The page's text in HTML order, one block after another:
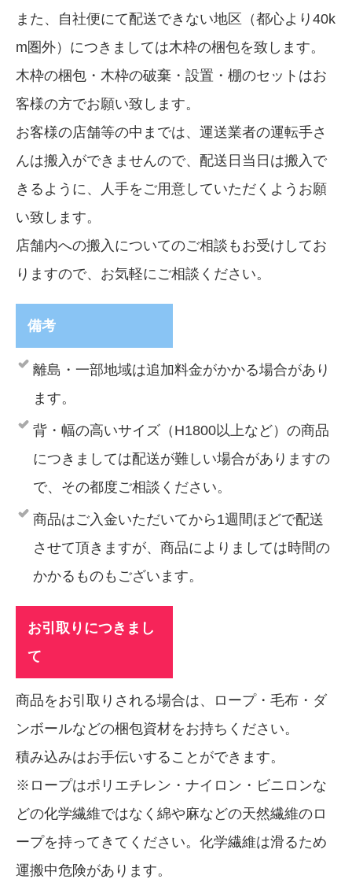
また、自社便にて配送できない地区（都心より40k
m圏外）につきましては木枠の梱包を致します。
木枠の梱包・木枠の破棄・設置・棚のセットはお
客様の方でお願い致します。
お客様の店舗等の中までは、運送業者の運転手さ
んは搬入ができませんので、配送日当日は搬入で
きるように、人手をご用意していただくようお願
い致します。
店舗内への搬入についてのご相談もお受けしてお
りますので、お気軽にご相談ください。
備考
離島・一部地域は追加料金がかかる場合があり
ます。
背・幅の高いサイズ（H1800以上など）の商品
につきましては配送が難しい場合がありますの
で、その都度ご相談ください。
商品はご入金いただいてから1週間ほどで配送
させて頂きますが、商品によりましては時間の
かかるものもございます。
お引取りにつきまし
て
商品をお引取りされる場合は、ロープ・毛布・ダ
ンボールなどの梱包資材をお持ちください。
積み込みはお手伝いすることができます。
※ロープはポリエチレン・ナイロン・ビニロンな
どの化学繊維ではなく綿や麻などの天然繊維のロ
ープを持ってきてください。化学繊維は滑るため
運搬中危険があります。